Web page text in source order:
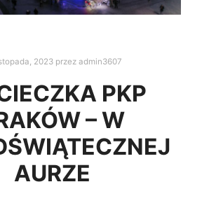
2023 przez admin3607
PKP
– W
AURZE